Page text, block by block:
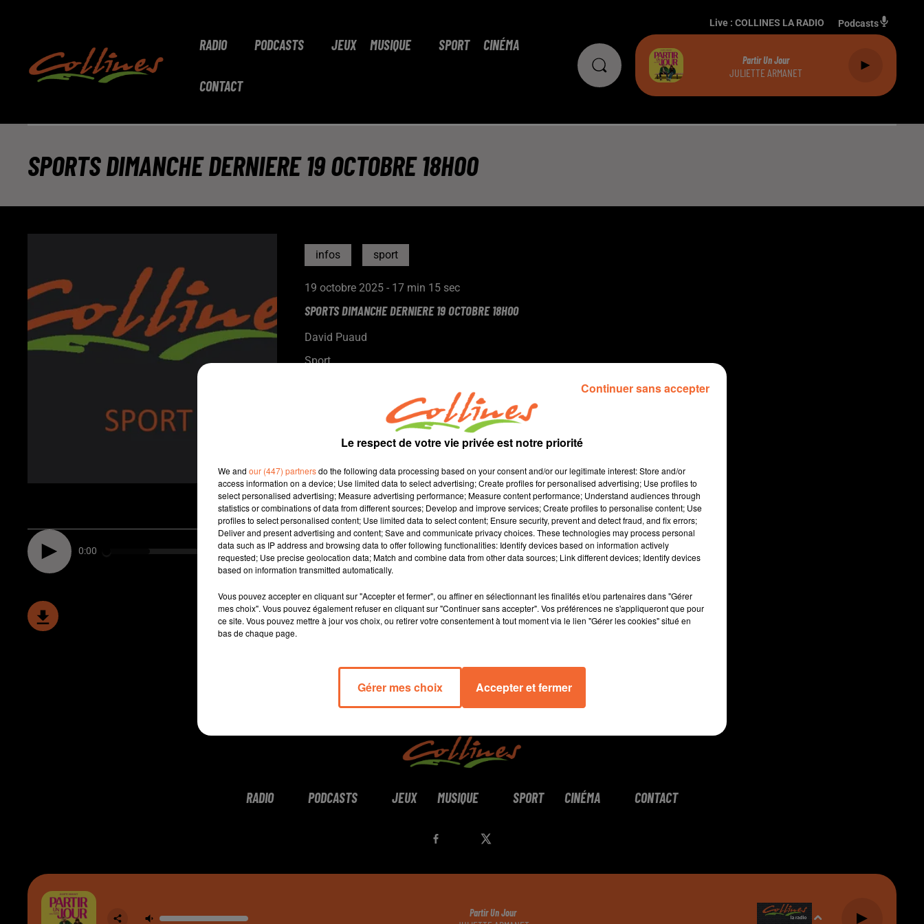
RADIO PODCASTS JEUX MUSIQUE SPORT CINÉMA
CONTACT
Live : COLLINES LA RADIO Podcasts
Partir Un Jour
JULIETTE ARMANET
SPORTS DIMANCHE DERNIERE 19 OCTOBRE 18H00
infos sport
19 octobre 2025 - 17 min 15 sec
SPORTS DIMANCHE DERNIERE 19 OCTOBRE 18H00
David Puaud
Sport
0:00 17 min 15 sec
RADIO PODCASTS JEUX MUSIQUE SPORT CINÉMA CONTACT
Partir Un Jour
Le respect de votre vie privée est notre priorité
We and our (447) partnersdo the following data processing based on your consent and/or our legitimate interest: Store and/or
access information on a device; Use limited data to select advertising; Create profiles for personalised advertising; Use profiles to
select personalised advertising; Measure advertising performance; Measure content performance; Understand audiences through
statistics or combinations of data from different sources; Develop and improve services; Create profiles to personalise content; Use
profiles to select personalised content; Use limited data to select content; Ensure security, prevent and detect fraud, and fix errors;
Deliver and present advertising and content; Save and communicate privacy choices. These technologies may process personal
data such as IP address and browsing data to offer following functionalities: Identify devices based on information actively
requested; Use precise geolocation data; Match and combine data from other data sources; Link different devices; Identify devices
based on information transmitted automatically.
Vous pouvez accepter en cliquant sur "Accepter et fermer", ou affiner en sélectionnant les finalités et/ou partenaires dans "Gérer
mes choix". Vous pouvez également refuser en cliquant sur "Continuer sans accepter". Vos préférences ne s'appliqueront que pour
ce site. Vous pouvez mettre à jour vos choix, ou retirer votre consentement à tout moment via le lien "Gérer les cookies" situé en
bas de chaque page.
Gérer mes choix Accepter et fermer
Continuer sans accepter